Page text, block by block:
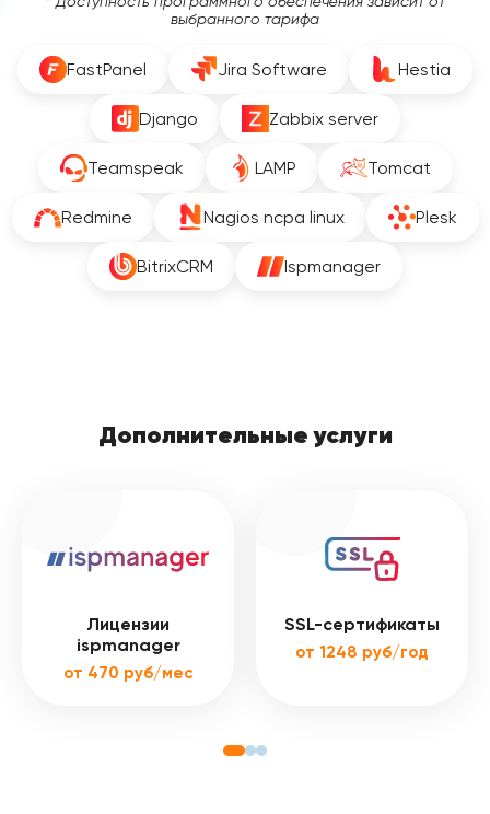
выбранного тарифа
FastPanel Jira Software Hestia
Django Zabbix server
Teamspeak LAMP Tomcat
Redmine Nagios ncpa linux Plesk
BitrixCRM Ispmanager
Дополнительные услуги
Лицензии
ispmanager
от 470 руб/мес
SSL-сертификаты
от 1248 руб/год